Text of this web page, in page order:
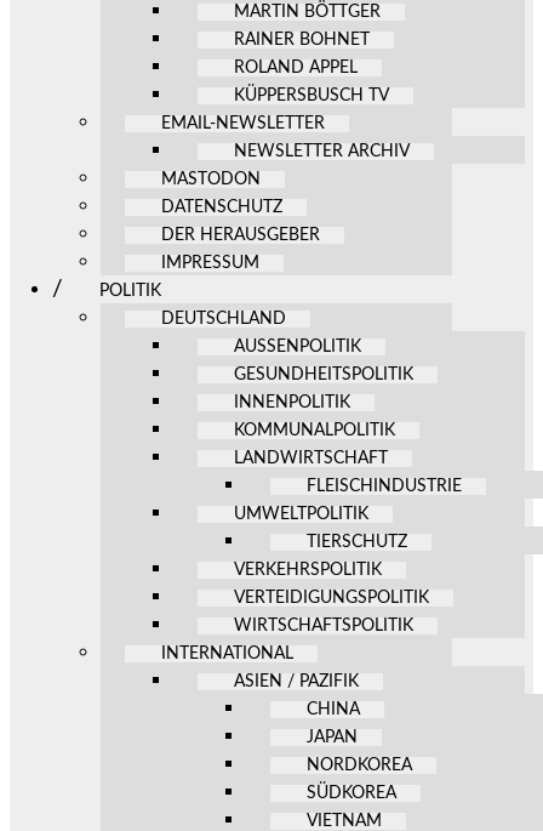
MARTIN BÖTTGER
RAINER BOHNET
ROLAND APPEL
KÜPPERSBUSCH TV
EMAIL-NEWSLETTER
NEWSLETTER ARCHIV
MASTODON
DATENSCHUTZ
DER HERAUSGEBER
IMPRESSUM
POLITIK
DEUTSCHLAND
AUSSENPOLITIK
GESUNDHEITSPOLITIK
INNENPOLITIK
KOMMUNALPOLITIK
LANDWIRTSCHAFT
FLEISCHINDUSTRIE
UMWELTPOLITIK
TIERSCHUTZ
VERKEHRSPOLITIK
VERTEIDIGUNGSPOLITIK
WIRTSCHAFTSPOLITIK
INTERNATIONAL
ASIEN / PAZIFIK
CHINA
JAPAN
NORDKOREA
SÜDKOREA
VIETNAM